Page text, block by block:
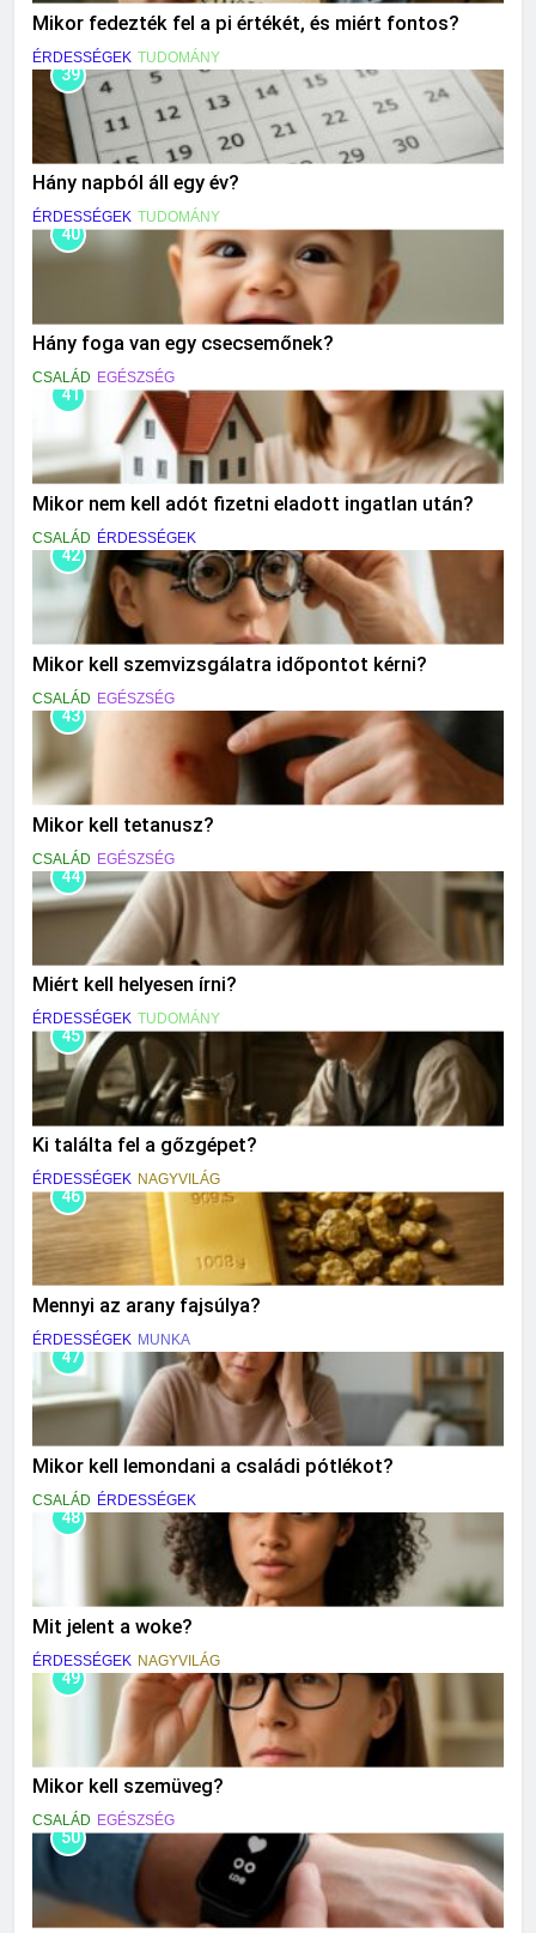
Mikor fedezték fel a pi értékét, és miért fontos?
ÉRDESSÉGEK TUDOMÁNY
39
Hány napból áll egy év?
ÉRDESSÉGEK TUDOMÁNY
40
Hány foga van egy csecsemőnek?
CSALÁD EGÉSZSÉG
41
Mikor nem kell adót fizetni eladott ingatlan után?
CSALÁD ÉRDESSÉGEK
42
Mikor kell szemvizsgálatra időpontot kérni?
CSALÁD EGÉSZSÉG
43
Mikor kell tetanusz?
CSALÁD EGÉSZSÉG
44
Miért kell helyesen írni?
ÉRDESSÉGEK TUDOMÁNY
45
Ki találta fel a gőzgépet?
ÉRDESSÉGEK NAGYVILÁG
46
Mennyi az arany fajsúlya?
ÉRDESSÉGEK MUNKA
47
Mikor kell lemondani a családi pótlékot?
CSALÁD ÉRDESSÉGEK
48
Mit jelent a woke?
ÉRDESSÉGEK NAGYVILÁG
49
Mikor kell szemüveg?
CSALÁD EGÉSZSÉG
50